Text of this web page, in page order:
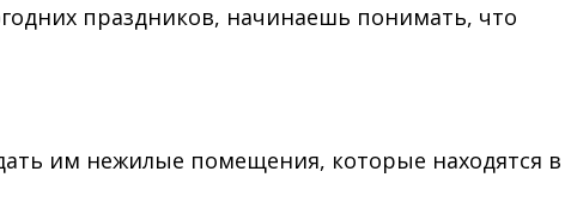
праздников, начинаешь понимать, что
им нежилые помещения, которые находятся в